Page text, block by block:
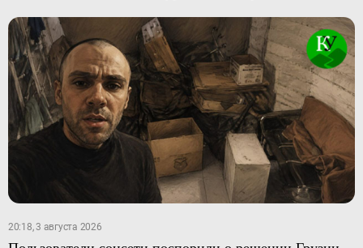
20:18, 3 августа 2026